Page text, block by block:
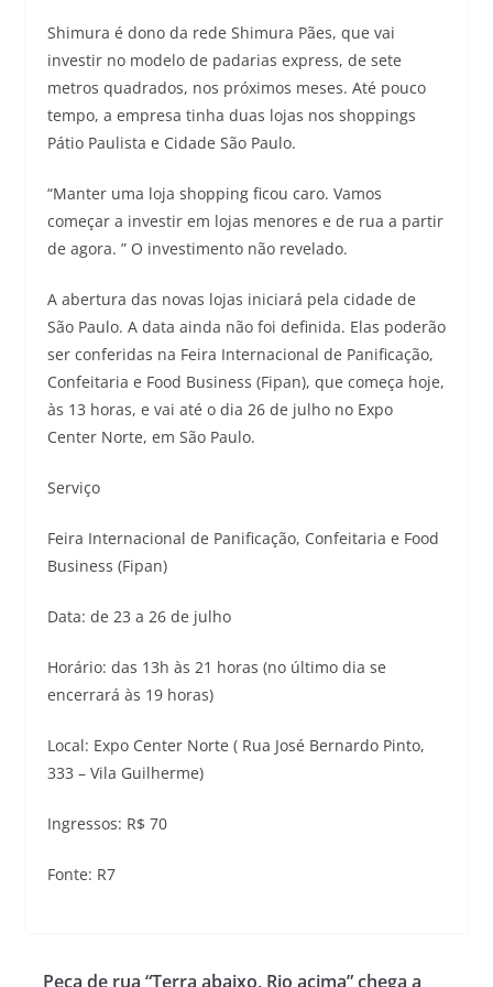
Shimura é dono da rede Shimura Pães, que vai
investir no modelo de padarias express, de sete
metros quadrados, nos próximos meses. Até pouco
tempo, a empresa tinha duas lojas nos shoppings
Pátio Paulista e Cidade São Paulo.
“Manter uma loja shopping ficou caro. Vamos
começar a investir em lojas menores e de rua a partir
de agora. ” O investimento não revelado.
A abertura das novas lojas iniciará pela cidade de
São Paulo. A data ainda não foi definida. Elas poderão
ser conferidas na Feira Internacional de Panificação,
Confeitaria e Food Business (Fipan), que começa hoje,
às 13 horas, e vai até o dia 26 de julho no Expo
Center Norte, em São Paulo.
Serviço
Feira Internacional de Panificação, Confeitaria e Food
Business (Fipan)
Data: de 23 a 26 de julho
Horário: das 13h às 21 horas (no último dia se
encerrará às 19 horas)
Local: Expo Center Norte ( Rua José Bernardo Pinto,
333 – Vila Guilherme)
Ingressos: R$ 70
Fonte: R7
Peça de rua “Terra abaixo, Rio acima” chega a